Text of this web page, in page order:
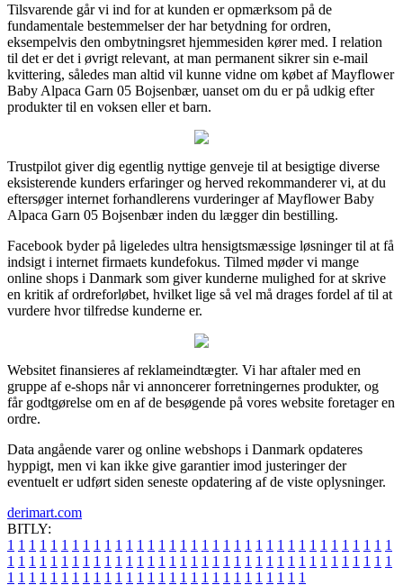
Tilsvarende går vi ind for at kunden er opmærksom på de
fundamentale bestemmelser der har betydning for ordren,
eksempelvis den ombytningsret hjemmesiden kører med. I relation
til det er det i øvrigt relevant, at man permanent sikrer sin e-mail
kvittering, således man altid vil kunne vidne om købet af Mayflower
Baby Alpaca Garn 05 Bojsenbær, uanset om du er på udkig efter
produkter til en voksen eller et barn.
Trustpilot giver dig egentlig nyttige genveje til at besigtige diverse
eksisterende kunders erfaringer og herved rekommanderer vi, at du
eftersøger internet forhandlerens vurderinger af Mayflower Baby
Alpaca Garn 05 Bojsenbær inden du lægger din bestilling.
Facebook byder på ligeledes ultra hensigtsmæssige løsninger til at få
indsigt i internet firmaets kundefokus. Tilmed møder vi mange
online shops i Danmark som giver kunderne mulighed for at skrive
en kritik af ordreforløbet, hvilket lige så vel må drages fordel af til at
vurdere hvor tilfredse kunderne er.
Websitet finansieres af reklameindtægter. Vi har aftaler med en
gruppe af e-shops når vi annoncerer forretningernes produkter, og
får godtgørelse om en af de besøgende på vores website foretager en
ordre.
Data angående varer og online webshops i Danmark opdateres
hyppigt, men vi kan ikke give garantier imod justeringer der
eventuelt er udført siden seneste opdatering af de viste oplysninger.
derimart.com
BITLY:
1 1 1 1 1 1 1 1 1 1 1 1 1 1 1 1 1 1 1 1 1 1 1 1 1 1 1 1 1 1 1 1 1 1 1 1
1 1 1 1 1 1 1 1 1 1 1 1 1 1 1 1 1 1 1 1 1 1 1 1 1 1 1 1 1 1 1 1 1 1 1 1
1 1 1 1 1 1 1 1 1 1 1 1 1 1 1 1 1 1 1 1 1 1 1 1 1 1 1 1